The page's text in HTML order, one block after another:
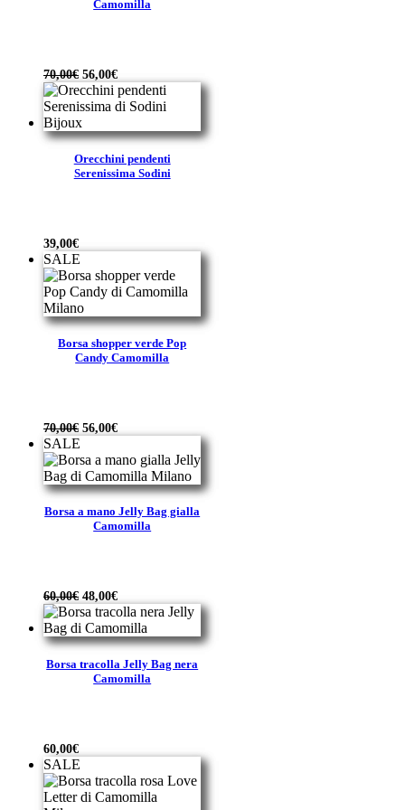
Camomilla
70,00€ Il
prezzo
originale
era:
70,00€.
56,00€Il
prezzo
attuale
è:
56,00€.
Orecchini pendenti
Serenissima Sodini
39,00€
SALE
Borsa shopper verde Pop
Candy Camomilla
70,00€ Il
prezzo
originale
era:
70,00€.
56,00€Il
prezzo
attuale
è:
56,00€.
SALE
Borsa a mano Jelly Bag gialla
Camomilla
60,00€ Il
prezzo
originale
era:
60,00€.
48,00€Il
prezzo
attuale
è:
48,00€.
Borsa tracolla Jelly Bag nera
Camomilla
60,00€
SALE